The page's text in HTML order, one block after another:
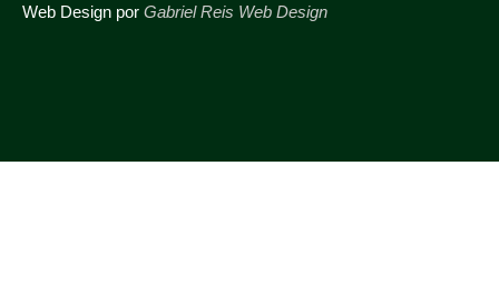
Web Design por Gabriel Reis Web Design